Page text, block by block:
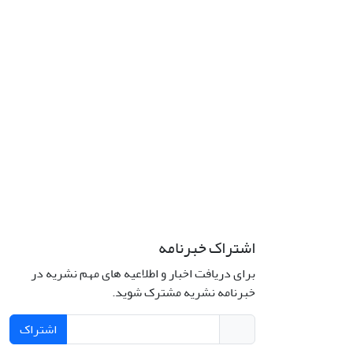
اشتراک خبرنامه
برای دریافت اخبار و اطلاعیه های مهم نشریه در
خبرنامه نشریه مشترک شوید.
اشتراک